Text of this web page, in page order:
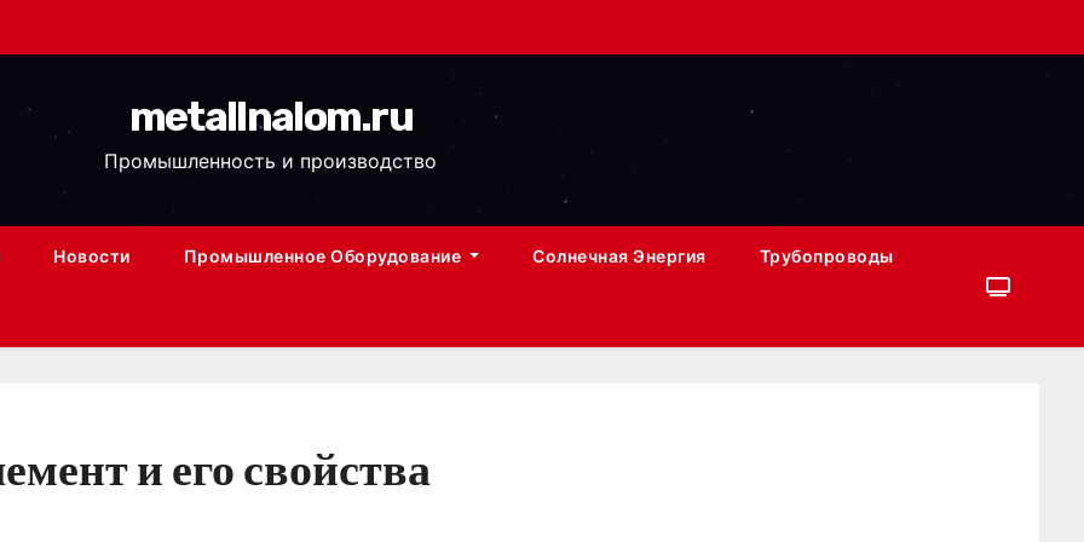
metallnalom.ru
Промышленность и производство
Новости Промышленное Оборудование Солнечная Энергия Трубопроводы
и его свойства